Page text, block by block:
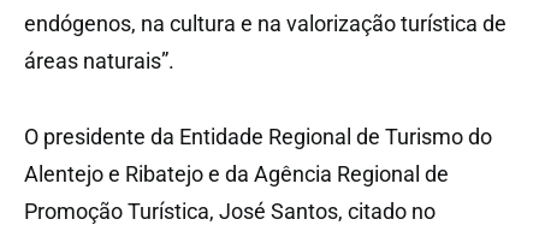
endógenos, na cultura e na valorização turística de
áreas naturais”.
O presidente da Entidade Regional de Turismo do
Alentejo e Ribatejo e da Agência Regional de
Promoção Turística, José Santos, citado no